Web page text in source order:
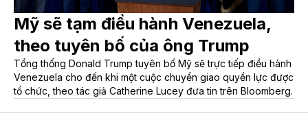
Mỹ sẽ tạm điều hành Venezuela,
theo tuyên bố của ông Trump
Tổng thống Donald Trump tuyên bố Mỹ sẽ trực tiếp điều hành
Venezuela cho đến khi một cuộc chuyển giao quyền lực được
tổ chức, theo tác giả Catherine Lucey đưa tin trên Bloomberg.